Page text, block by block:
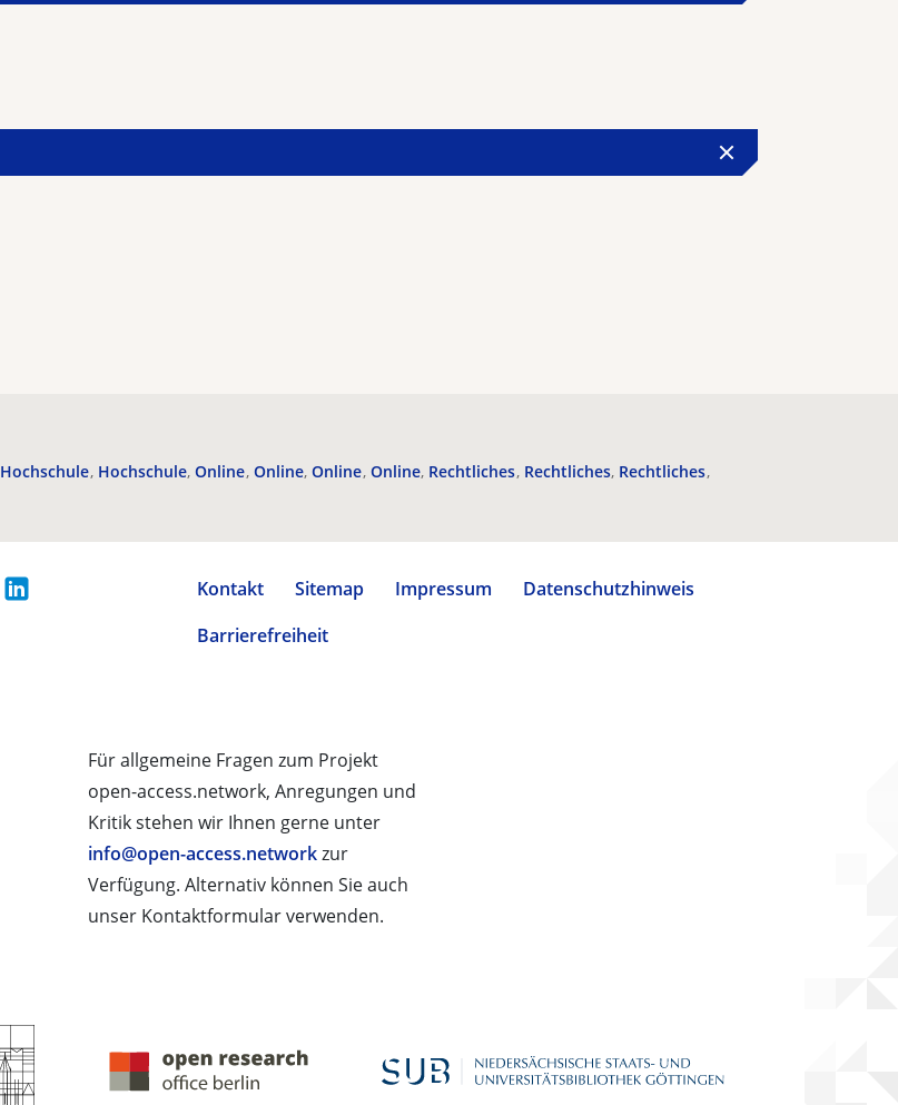
Hochschule Hochschule Online Online Online Online Rechtliches Rechtliches Rechtliches
Kontakt Sitemap Impressum
Datenschutzhinweis
Barrierefreiheit
Für allgemeine Fragen zum Projekt
open-access.network, Anregungen und
Kritik stehen wir Ihnen gerne unter
info@open-access.networkzur
Verfügung. Alternativ können Sie auch
unser Kontaktformular verwenden.